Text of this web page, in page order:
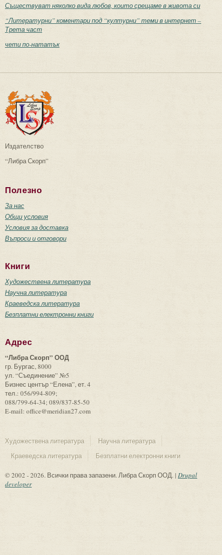
Съществуват няколко вида любов, които срещаме в живота си
“Литературни” коментари под “културни” теми в интернет –
Трета част
чети по-нататък
Издателство
“Либра Скорп”
Полезно
За нас
Общи условия
Условия за доставка
Въпроси и отговори
Книги
Художествена литература
Научна литература
Краеведска литература
Безплатни електронни книги
Адрес
“Либра Скорп” ООД
гр. Бургас, 8000
ул. “Съединение” №5
Бизнес център “Елена”, ет. 4
тел.: 056/994-809;
088/799-64-34; 089/837-85-50
E-mail: office@meridian27.com
Художествена литература
Научна литература
Краеведска литература
Безплатни електронни книги
© 2002 - 2026. Всички права запазени. Либра Скорп ООД. | Drupal
developer